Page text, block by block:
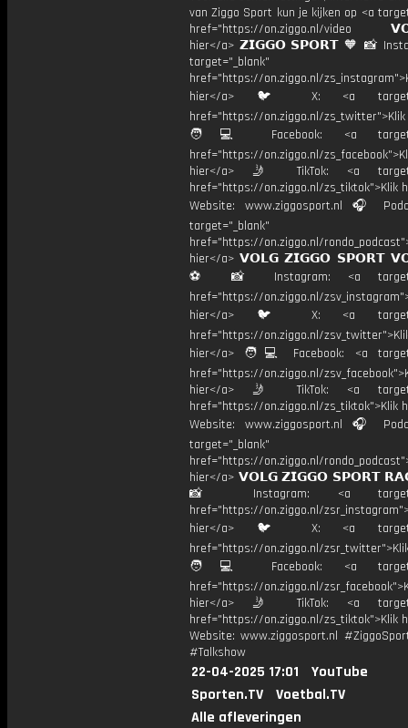
van Ziggo Sport kun je kijken op <a
href="https://on.ziggo.nl/video
hier</a> 𝗭𝗜𝗚𝗚𝗢 𝗦𝗣𝗢𝗥𝗧 🧡 📸
target="_blank"
href="https://on.ziggo.nl/
hier</a> 🐦 X: <a
href="https://on.ziggo.nl/
🧑💻 Facebook: <a
href="https://on.ziggo.nl/
hier</a> 🤳 TikTok: <a
href="https://on.ziggo.nl/zs_tiktok">Klik
Website: www.ziggosport.nl 🎧
target="_blank"
href="https://on.ziggo.nl/
hier</a> 𝗩𝗢𝗟𝗚 𝗭𝗜𝗚𝗚𝗢 𝗦𝗣𝗢𝗥𝗧
⚽️ 📸 Instagram: <a
href="https://on.ziggo.nl/
hier</a> 🐦 X: <a
href="https://on.ziggo.nl/
hier</a> 🧑💻 Facebook: <a
href="https://on.ziggo.nl/
hier</a> 🤳 TikTok: <a
href="https://on.ziggo.nl/zs_tiktok">Klik
Website: www.ziggosport.nl 🎧
target="_blank"
href="https://on.ziggo.nl/
hier</a> 𝗩𝗢𝗟𝗚 𝗭𝗜𝗚𝗚𝗢 𝗦𝗣𝗢𝗥𝗧
📸 Instagram: <a
href="https://on.ziggo.nl/
hier</a> 🐦 X: <a
href="https://on.ziggo.nl/
🧑💻 Facebook: <a
href="https://on.ziggo.nl/
hier</a> 🤳 TikTok: <a
href="https://on.ziggo.nl/zs_tiktok">Klik
Website: www.ziggosport.nl
#Talkshow
22-04-2025 17:01
YouTube
Sporten.TV
Voetbal.TV
Alle afleveringen